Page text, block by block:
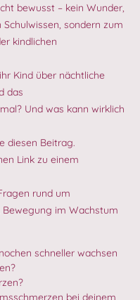
bewusst – kein Wunder,
sondern zum
kindlichen
Kind über nächtliche
das
Und was kann wirklich
diesen Beitrag.
Link zu einem
rund um
im Wachstum
schneller wachsen
bei deinem